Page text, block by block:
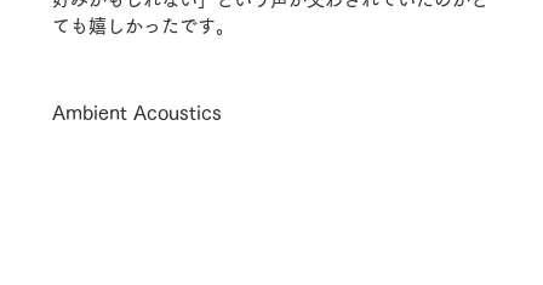
ても嬉しかったです。
Ambient Acoustics